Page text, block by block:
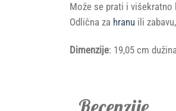
Može se prati i
Odlična za hranu ili
Dimenzije: 19,05 cm